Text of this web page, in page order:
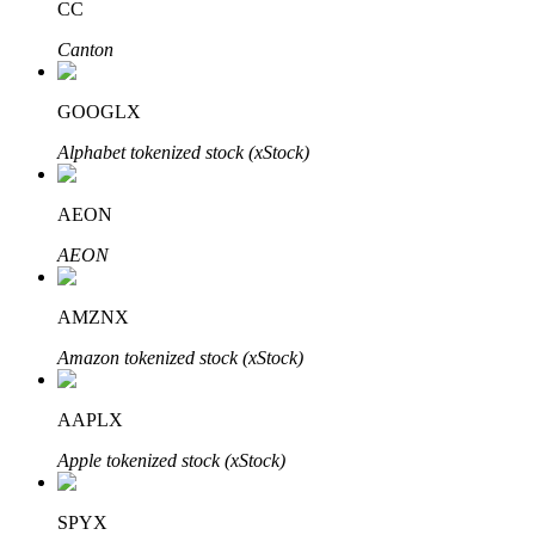
Bloqueos BTR
Inversiones exclusivas para titulares de BTR
Préstamos
CC
Canton
GOOGLX
Alphabet tokenized stock (xStock)
AEON
AEON
AMZNX
Amazon tokenized stock (xStock)
AAPLX
Apple tokenized stock (xStock)
SPYX